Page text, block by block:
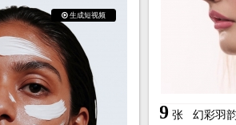
9 张幻彩羽
生成短视频